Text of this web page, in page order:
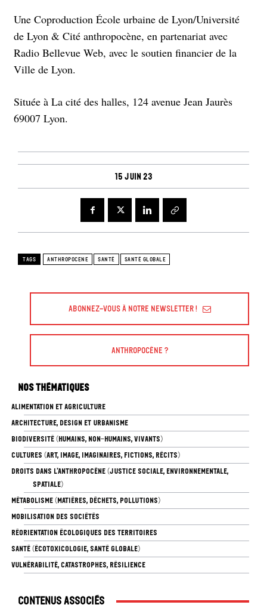
Une Coproduction École urbaine de Lyon/Université
de Lyon & Cité anthropocène, en partenariat avec
Radio Bellevue Web, avec le soutien financier de la
Ville de Lyon.
Située à La cité des halles, 124 avenue Jean Jaurès
69007 Lyon.
15 juin 23
TAGS ANTHROPOCENE SANTÉ SANTÉ GLOBALE
Abonnez-vous à Notre Newsletter !
Anthropocène ?
Nos thématiques
ALIMENTATION ET AGRICULTURE
ARCHITECTURE, DESIGN ET URBANISME
BIODIVERSITÉ (HUMAINS, NON-HUMAINS, VIVANTS)
CULTURES (ART, IMAGE, IMAGINAIRES, FICTIONS, RÉCITS)
DROITS DANS L’ANTHROPOCÈNE (JUSTICE SOCIALE, ENVIRONNEMENTALE,
SPATIALE)
MÉTABOLISME (MATIÈRES, DÉCHETS, POLLUTIONS)
MOBILISATION DES SOCIÉTÉS
RÉORIENTATION ÉCOLOGIQUES DES TERRITOIRES
SANTÉ (ÉCOTOXICOLOGIE, SANTÉ GLOBALE)
VULNÉRABILITÉ, CATASTROPHES, RÉSILIENCE
Contenus associés